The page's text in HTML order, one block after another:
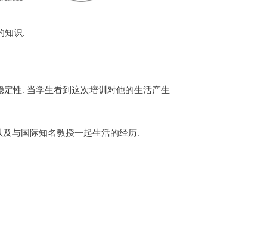
知识.
性. 当学生看到这次培训对他的生活产生
与国际知名教授一起生活的经历.